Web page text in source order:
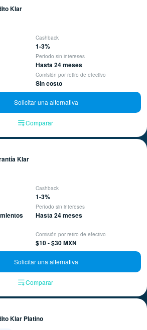
Klar
Cashback
1-3%
Período sin intereses
Hasta 24 meses
Comisión por retiro de efectivo
Sin costo
Solicitar una alternativa
Comparar
Klar
Cashback
1-3%
Período sin intereses
Hasta 24 meses
Comisión por retiro de efectivo
$10 - $30 MXN
Solicitar una alternativa
Comparar
Klar Platino